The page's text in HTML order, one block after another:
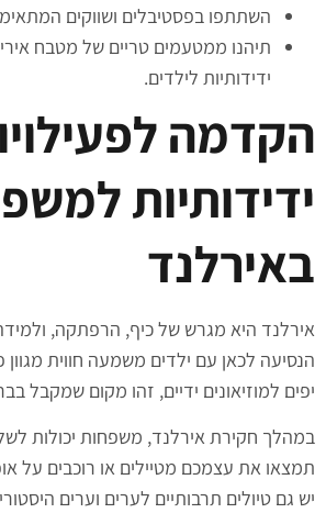
השתתפו בפסטיבלים ושווקים
תיהנו ממטעמים טריים של מטבח
ידידותיות לילדים.
הקדמה
ידידותיות
באירלנד
אירלנד היא מגרש של כיף, הרפתקה,
הנסיעה לכאן עם ילדים משמעה חווית מגוון
יפים למוזיאונים ידיים, זהו מקום שמקבל
במהלך חקירת אירלנד, משפחות יכולות
תמצאו את עצמכם מטיילים או רוכבים על
יש גם טיולים תרבותיים לערים וערים